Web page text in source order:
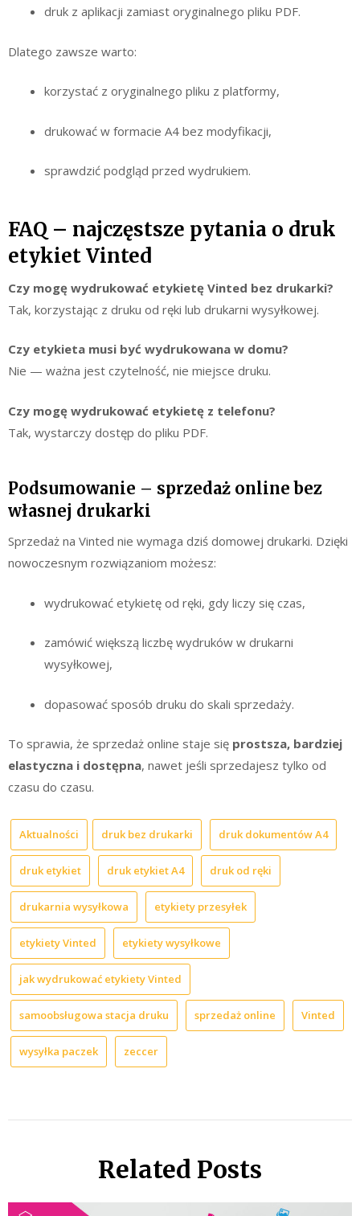
druk z aplikacji zamiast oryginalnego pliku PDF.
Dlatego zawsze warto:
korzystać z oryginalnego pliku z platformy,
drukować w formacie A4 bez modyfikacji,
sprawdzić podgląd przed wydrukiem.
FAQ – najczęstsze pytania o druk
etykiet Vinted
Czy mogę wydrukować etykietę Vinted bez drukarki?
Tak, korzystając z druku od ręki lub drukarni wysyłkowej.
Czy etykieta musi być wydrukowana w domu?
Nie — ważna jest czytelność, nie miejsce druku.
Czy mogę wydrukować etykietę z telefonu?
Tak, wystarczy dostęp do pliku PDF.
Podsumowanie – sprzedaż online bez
własnej drukarki
Sprzedaż na Vinted nie wymaga dziś domowej drukarki. Dzięki
nowoczesnym rozwiązaniom możesz:
wydrukować etykietę od ręki, gdy liczy się czas,
zamówić większą liczbę wydruków w drukarni
wysyłkowej,
dopasować sposób druku do skali sprzedaży.
To sprawia, że sprzedaż online staje się prostsza, bardziej
elastyczna i dostępna, nawet jeśli sprzedajesz tylko od
czasu do czasu.
Aktualności druk bez drukarki druk dokumentów A4
druk etykiet druk etykiet A4 druk od ręki
drukarnia wysyłkowa etykiety przesyłek
etykiety Vinted etykiety wysyłkowe
jak wydrukować etykiety Vinted
samoobsługowa stacja druku sprzedaż online Vinted
wysyłka paczek zeccer
Related Posts